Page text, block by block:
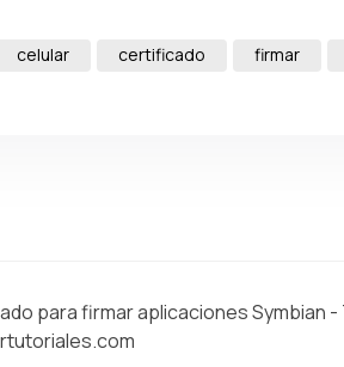
celular certificado firmar
para firmar aplicaciones Symbian -